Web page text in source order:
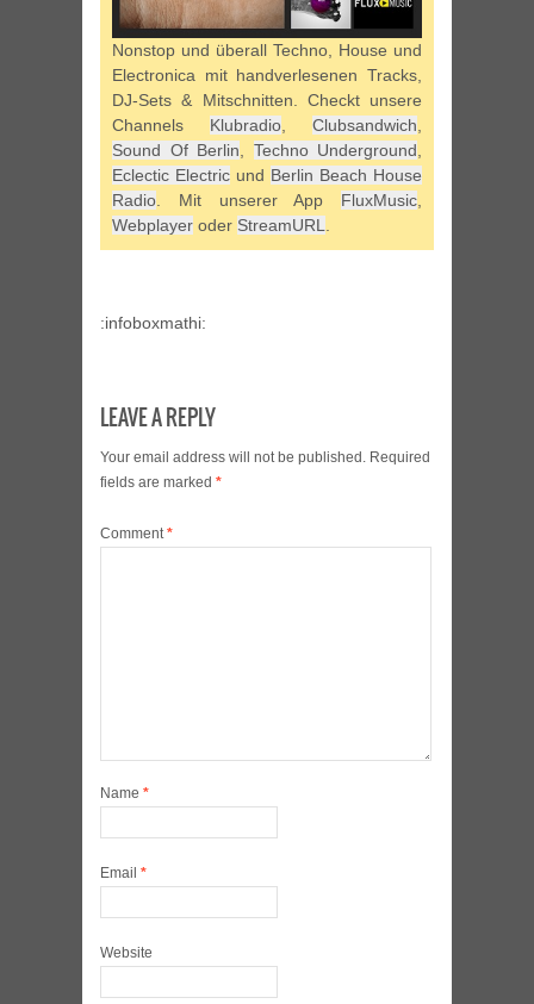
Nonstop und überall Techno, House und
Electronica mit handverlesenen Tracks,
DJ-Sets & Mitschnitten. Checkt unsere
Channels Klubradio Clubsandwich
Sound Of Berlin
Techno Underground
Eclectic Electric und Berlin Beach House
Radio . Mit unserer App FluxMusic
Webplayer oder StreamURL
:infoboxmathi:
LEAVE A REPLY
Your email address will not be published. Required
fields are marked *
Comment*
Name *
Email *
Website